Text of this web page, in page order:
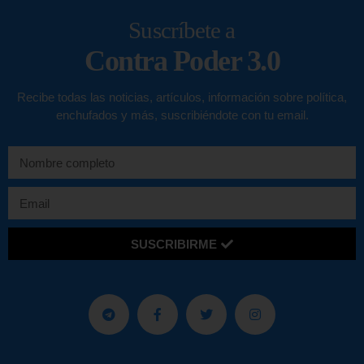
Suscríbete a
Contra Poder 3.0
Recibe todas las noticias, artículos, información sobre política,
enchufados y más, suscribiéndote con tu email.
SUSCRIBIRME